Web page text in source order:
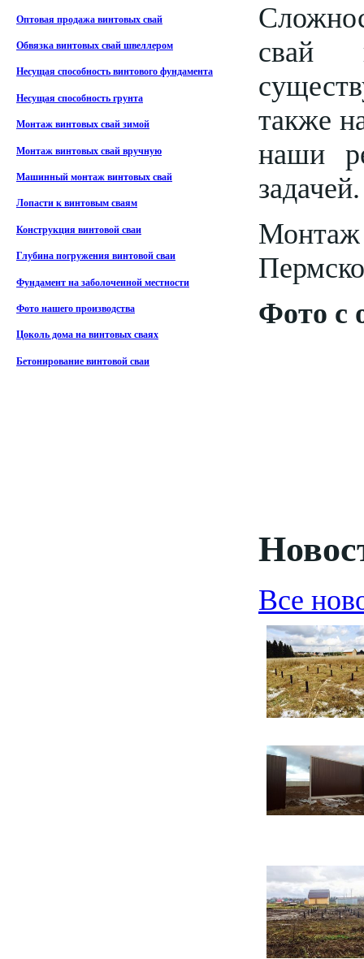
Оптовая продажа винтовых свай
Обвязка винтовых свай швеллером
Несущая способность винтового фундамента
Несущая способность грунта
Монтаж винтовых свай зимой
Монтаж винтовых свай вручную
Машинный монтаж винтовых свай
Лопасти к винтовым сваям
Конструкция винтовой сваи
Глубина погружения винтовой сваи
Фундамент на заболоченной местности
Фото нашего производства
Цоколь дома на винтовых сваях
Бетонирование винтовой сваи
свай
также
наши
задачей.
Монтаж
Фото с
Все